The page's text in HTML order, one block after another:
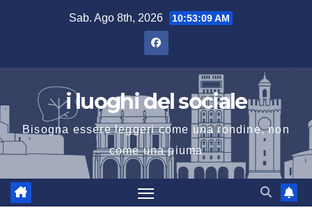
Sab. Ago 8th, 2026 10:53:10 AM
i luoghi del sociale
Bisogna essere leggeri come una rondine, non
come una piuma